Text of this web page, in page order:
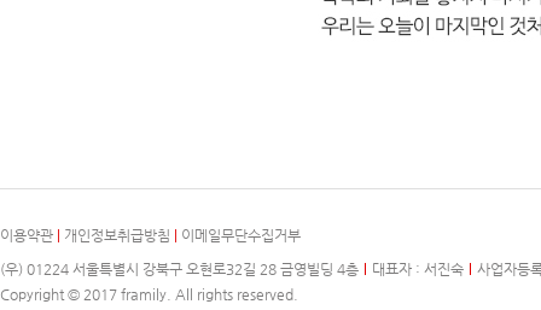
이용약관 개인정보취급방침
이메일무단수집거부
(우) 01224 서울특별시 강북구 오현로32길 28 금영빌딩 4층
대표자 : 서진숙
사업자등
Copyright © 2017 framily. All rights reserved.